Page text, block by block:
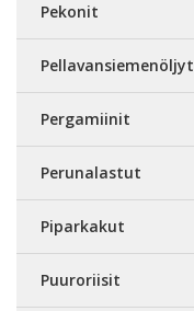
Pekonit
Pellavansiemenöljyt
Pergamiinit
Perunalastut
Piparkakut
Puuroriisit